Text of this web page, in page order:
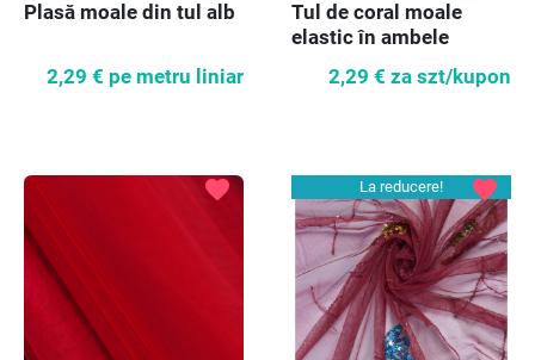
Plasă moale din tul alb
2,29 € pe metru liniar
Tul de coral moale
elastic în ambele
100cm2,29 € za szt/kupon
favorite La reducere! favorite